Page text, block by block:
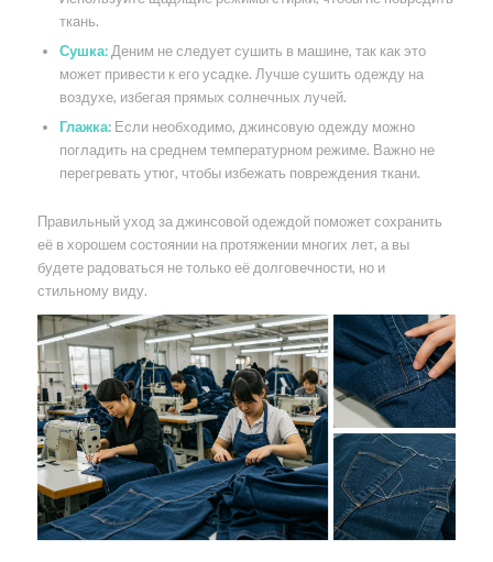
ткань.
Сушка:Деним не следует сушить в машине, так как это
может привести к его усадке. Лучше сушить одежду на
воздухе, избегая прямых солнечных лучей.
Глажка:Если необходимо, джинсовую одежду можно
погладить на среднем температурном режиме. Важно не
перегревать утюг, чтобы избежать повреждения ткани.
Правильный уход за джинсовой одеждой поможет сохранить
её в хорошем состоянии на протяжении многих лет, а вы
будете радоваться не только её долговечности, но и
стильному виду.